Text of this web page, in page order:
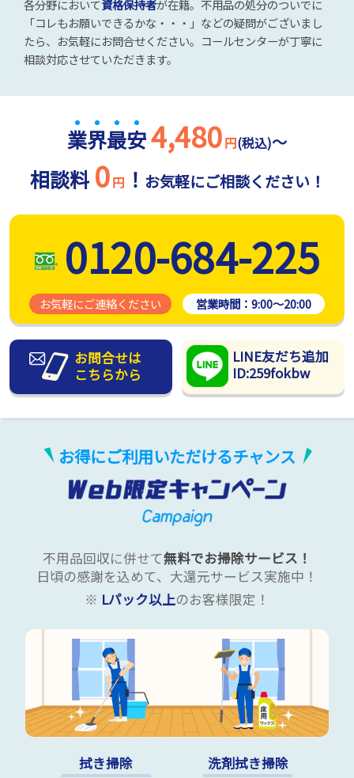
各分野において資格保持者が在籍。不用品の処分のついでに
「コレもお願いできるかな・・・」などの疑問がございまし
たら、お気軽にお問合せください。コールセンターが丁寧に
相談対応させていただきます。
業界最安4,480円(税込)～
相談料 0 円 ！ お気軽にご相談ください！
0120-684-225
お気軽にご連絡ください 営業時間： 9:00～20:00
お問合せは
こちらから
LINE友だち追加
ID:259fokbw
お得にご利用いただけるチャンス
不用品回収に併せて無料でお掃除サービス！
日頃の感謝を込めて、大還元サービス実施中！
※ Lパック以上のお客様限定！
拭き掃除 洗剤拭き掃除